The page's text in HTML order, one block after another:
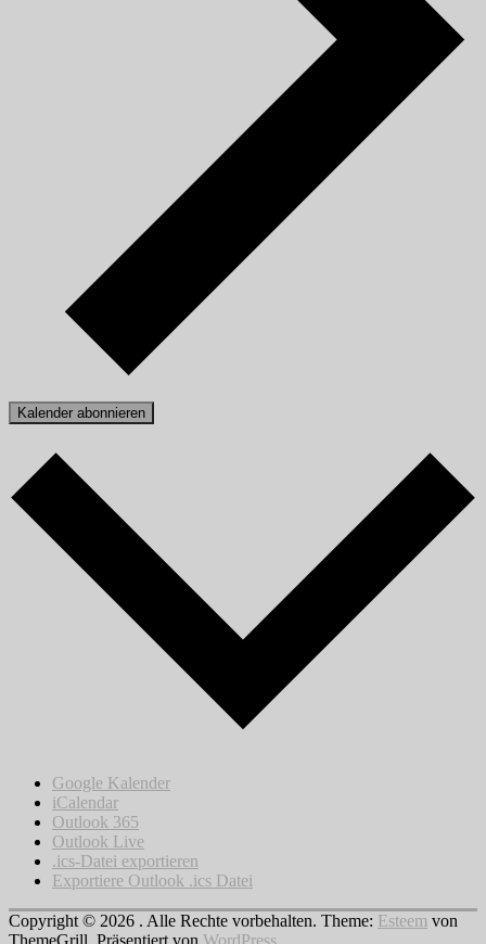
Kalender abonnieren
Google Kalender
iCalendar
Outlook 365
Outlook Live
.ics-Datei exportieren
Exportiere Outlook .ics Datei
Copyright © 2026 . Alle Rechte vorbehalten. Theme: Esteem von